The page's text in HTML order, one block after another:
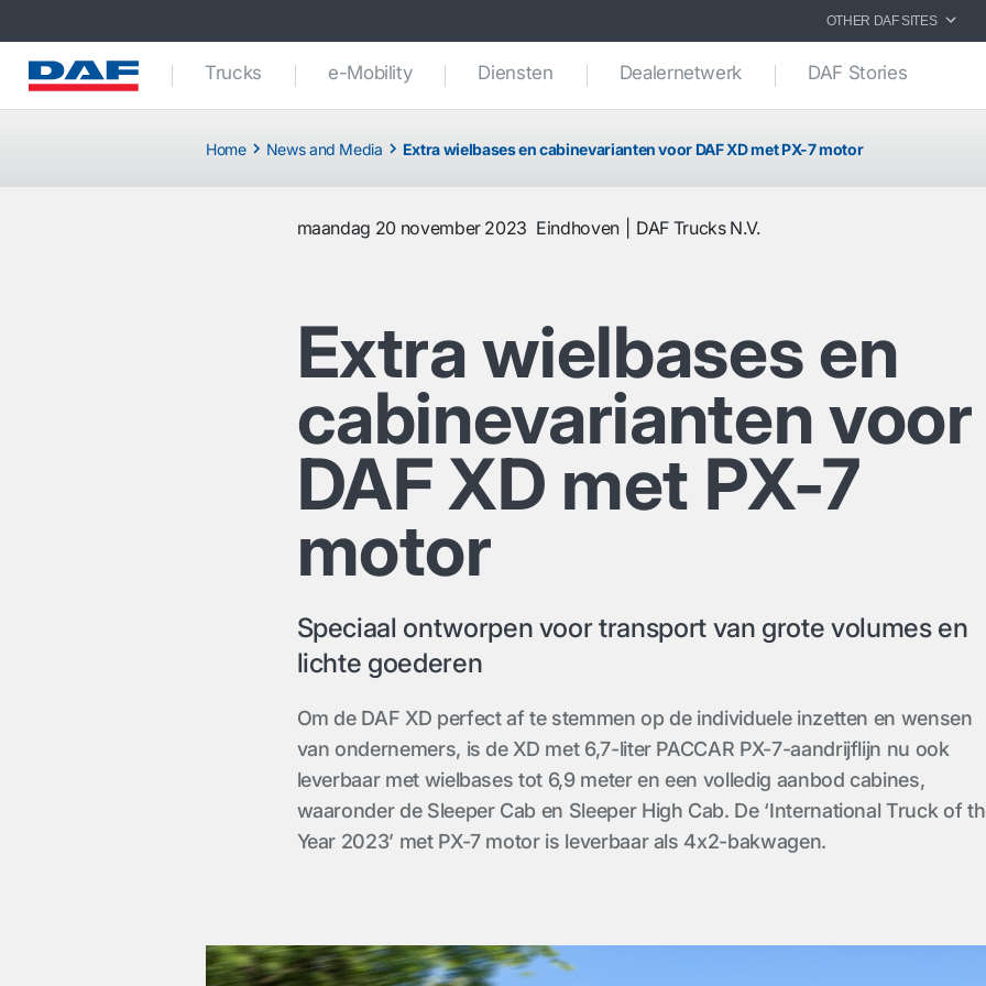
OTHER DAF SITES
Trucks e-Mobility Diensten Dealernetwerk DAF Stories
Home News and Media Extra wielbases en cabinevarianten voor DAF XD met PX-7 motor
maandag 20 november 2023 Eindhoven DAF Trucks N.V.
Extra wielbases en
cabinevarianten voor
DAF XD met PX-7
motor
Speciaal ontworpen voor transport van grote volumes en
lichte goederen
Om de DAF XD perfect af te stemmen op de individuele inzetten en wensen
van ondernemers, is de XD met 6,7-liter PACCAR PX-7-aandrijflijn nu ook
leverbaar met wielbases tot 6,9 meter en een volledig aanbod cabines,
waaronder de Sleeper Cab en Sleeper High Cab. De ‘International Truck of
Year 2023’ met PX-7 motor is leverbaar als 4x2-bakwagen.